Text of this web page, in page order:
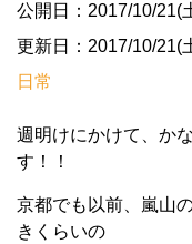
公開日：2017/10/21(
更新日：2017/10/21(
日常
週明けにかけて、か
す！！
京都でも以前、嵐山
きくらいの